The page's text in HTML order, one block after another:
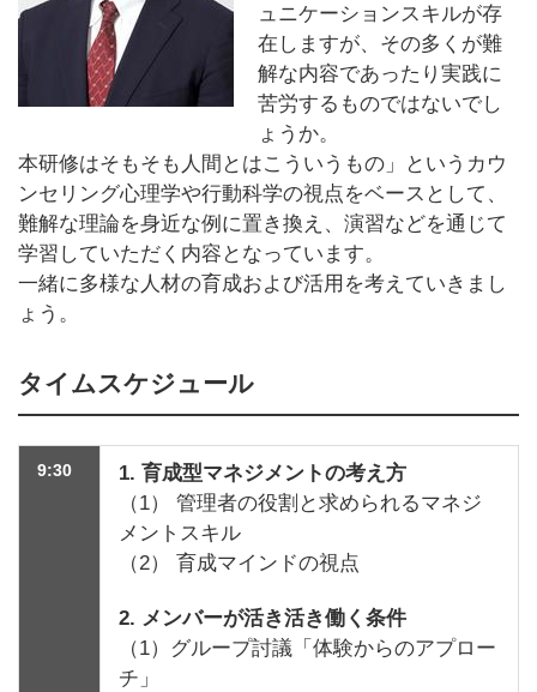
ュニケーションスキルが存
在しますが、その多くが難
解な内容であったり実践に
苦労するものではないでし
ょうか。
本研修はそもそも人間とはこういうもの」というカウ
ンセリング心理学や行動科学の視点をベースとして、
難解な理論を身近な例に置き換え、演習などを通じて
学習していただく内容となっています。
一緒に多様な人材の育成および活用を考えていきまし
ょう。
タイムスケジュール
9:30
1. 育成型マネジメントの考え方
（1） 管理者の役割と求められるマネジ
メントスキル
（2） 育成マインドの視点
2. メンバーが活き活き働く条件
（1）グループ討議「体験からのアプロー
チ」